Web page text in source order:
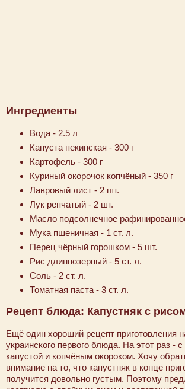
Ингредиенты
Вода - 2.5 л
Капуста пекинская - 300 г
Картофель - 300 г
Куриный окорочок копчёный - 350 г
Лавровый лист - 2 шт.
Лук репчатый - 2 шт.
Масло подсолнечное
Мука пшеничная - 1 ст. л.
Перец чёрный горошком - 5 шт.
Рис длиннозерный - 5 ст. л.
Соль - 2 ст. л.
Томатная паста - 3 ст. л.
Рецепт блюда: Капустняк с
Ещё один хороший рецепт приготовления
украинского первого блюда. На этот раз -
капустой и копчёным окороком. Хочу
внимание на то, что капустняк в конце
получится довольно густым. Поэтому